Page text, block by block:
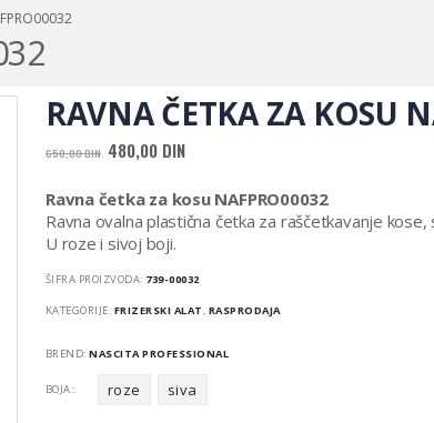
RAVNA ČETKA ZA KOSU
650,00DIN 480,00 DIN
Ravna četka za kosu NAFPRO00032
Ravna ovalna plastična četka za raščetkavanje
U roze i sivoj boji.
ŠIFRA PROIZVODA: 739-00032
KATEGORIJE: FRIZERSKI ALAT, RASPRODAJA
BREND:NASCITA PROFESSIONAL
BOJA: roze siva